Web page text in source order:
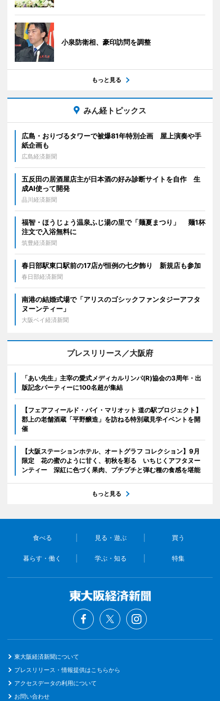
小泉防衛相、豪印訪問を調整
もっと見る
みん経トピックス
広島・おりづるタワーで被爆81年特別企画 屋上演奏や手
紙企画も
広島経済新聞
五反田の居酒屋店主が日本酒の好み診断サイトを自作 生
成AI使って開発
品川経済新聞
福智・ほうじょう温泉ふじ湯の里で「麺夏まつり」 麺1杯
注文で入浴無料に
筑豊経済新聞
春日部駅東口駅前の17店が恒例の七夕飾り 新規店も参加
春日部経済新聞
南港の結婚式場で「アリスのゴシックファンタジーアフタ
ヌーンティー」
大阪ベイ経済新聞
プレスリリース／大阪府
「あい先生」主宰の愛式メディカルリンパ(R)協会の3周年・出
版記念パーティーに100名超が集結
【フェアフィールド・バイ・マリオット 道の駅プロジェクト】
郡上の老舗酒蔵「平野醸造」を訪ねる特別蔵見学イベントを開
催
【大阪ステーションホテル、オートグラフ コレクション】9月
限定 花の蜜のように甘く、初秋を彩る いちじくアフタヌー
ンティー 深紅に色づく果肉、プチプチと弾む種の食感を堪能
もっと見る
食べる 見る・遊ぶ 買う
暮らす・働く 学ぶ・知る 特集
東大阪経済新聞について
プレスリリース・情報提供はこちらから
アクセスデータの利用について
お問い合わせ